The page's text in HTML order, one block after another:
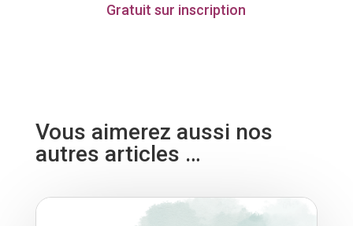
Gratuit sur inscription
Vous aimerez aussi nos
autres articles …